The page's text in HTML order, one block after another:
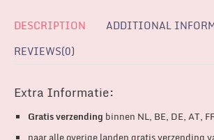
DESCRIPTION
ADDITIONAL
REVIEWS(0)
Extra Informatie:
Gratis verzending binnen NL, BE, DE, AT,